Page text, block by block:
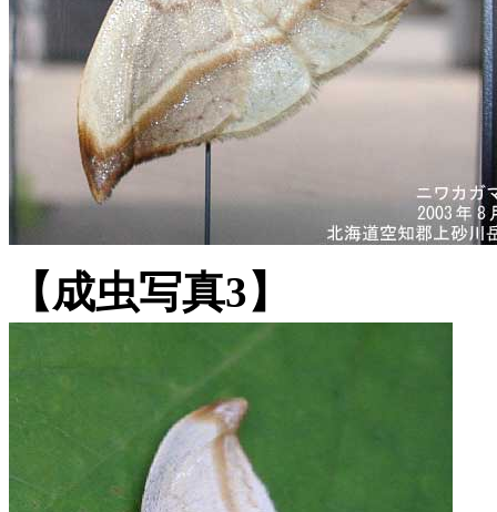
【成虫写真3】